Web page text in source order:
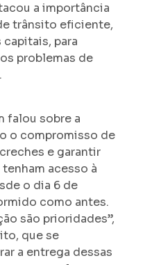
a importância
trânsito eficiente,
para
problemas de
falou sobre a
o compromisso de
e garantir
acesso à
o dia 6 de
como antes.
são prioridades”,
que se
a entrega dessas